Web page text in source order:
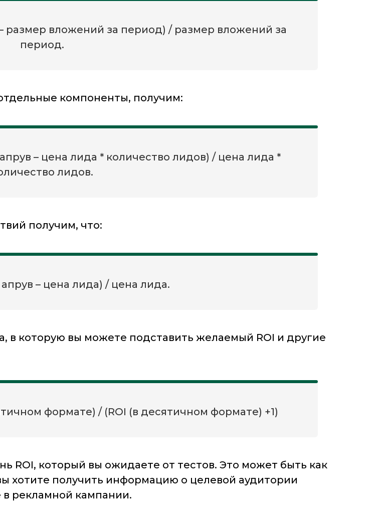
размер вложений за период) / размер вложений за
период.
компоненты, получим:
– цена лида * количество лидов) / цена лида *
лидов.
получим, что:
апрув – цена лида) / цена лида.
в которую вы можете подставить желаемый ROI и другие
формате) / (ROI (в десятичном формате) +1)
ROI, который вы ожидаете от тестов. Это может быть как
хотите получить информацию о целевой аудитории
рекламной кампании.